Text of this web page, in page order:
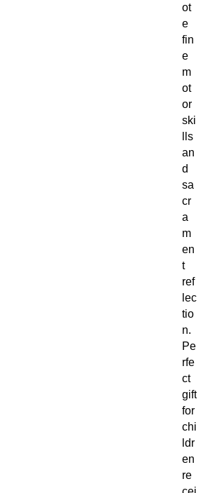
ot
e
fin
e
m
ot
or
ski
lls
an
d
sa
cr
a
m
en
t
ref
lec
tio
n.
Pe
rfe
ct
gift
for
chi
ldr
en
re